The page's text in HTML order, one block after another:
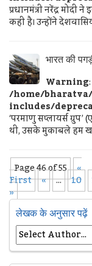
प्रधानमंत्री नरेंद्र
कही है। उन्होंने
भारत की
Warning
/home/
includes/
‘परमाणु सप्लायर्स
थी, उसके मुकाबले हम
Page 46 of 55 «
First « ... 10
»
लेखक के अनुसार पढ़ें